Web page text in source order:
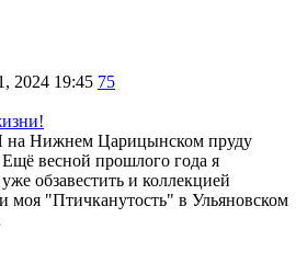
2024 19:45 75
на Нижнем Царицынском пруду
весной прошлого года я
обзавестить и коллекцией
моя "Птичканутость" в Ульяновском